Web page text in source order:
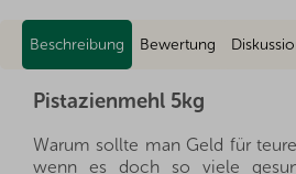
Beschreibung Bewertung
Pistazienmehl 5kg
Warum sollte man Geld für
wenn es doch so viele